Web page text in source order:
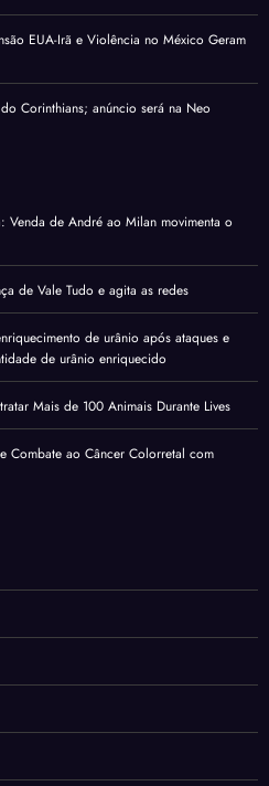
EUA-Irã e Violência no México Geram
Corinthians; anúncio será na Neo
Venda de André ao Milan movimenta o
de Vale Tudo e agita as redes
de urânio após ataques e
de urânio enriquecido
Mais de 100 Animais Durante Lives
Combate ao Câncer Colorretal com